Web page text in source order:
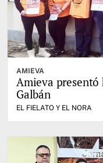
AMIEVA
Amieva
Galbán
EL FIELATO Y EL NORA